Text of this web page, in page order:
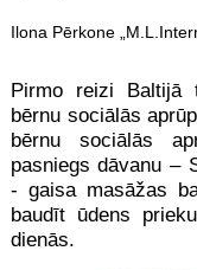
Ilona Pērkone
Pirmo reizi Baltijā
bērnu sociālās
bērnu sociālās
pasniegs dāvanu –
- gaisa masāžas
baudīt ūdens
dienās.